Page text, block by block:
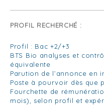
PROFIL RECHERCHÉ :
Profil : Bac +2/+3
BTS Bio analyses et
équivalente
Parution de l’annonce en
Poste à pourvoir dès que
Fourchette de
mois), selon profil et